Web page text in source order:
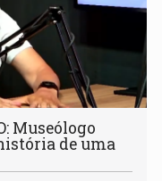
Museólogo
de uma